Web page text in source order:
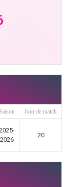
Saison Jour de match
2026
20